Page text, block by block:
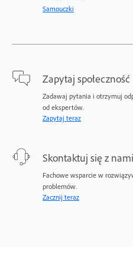
Samouczki
Zapytaj społeczność
Zadawaj pytania i otrzymuj
od ekspertów.
Zapytaj teraz
Skontaktuj się z nami
Fachowe wsparcie w
problemów.
Zacznij teraz